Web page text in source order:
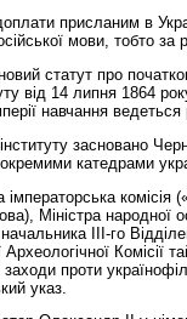
присланим в
мови, тобто за
статут про
від 14 липня 1864
навчання
засновано
катедрами
імператорська комісія
Міністра народної
ІІІ-го
Археологічної
проти
указ.